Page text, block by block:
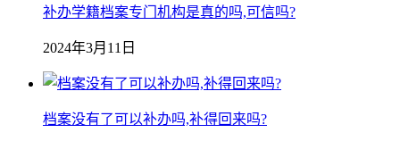
补办学籍档案专门机构是真的吗,可信吗?
2024年3月11日
档案没有了可以补办吗,补得回来吗?